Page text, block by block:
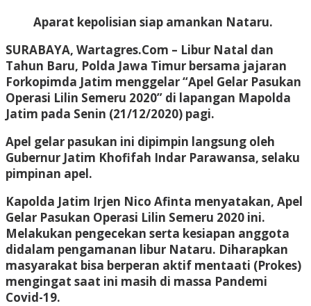
Aparat kepolisian siap amankan Nataru.
SURABAYA, Wartagres.Com – Libur Natal dan
Tahun Baru, Polda Jawa Timur bersama jajaran
Forkopimda Jatim menggelar “Apel Gelar Pasukan
Operasi Lilin Semeru 2020” di lapangan Mapolda
Jatim pada Senin (21/12/2020) pagi.
Apel gelar pasukan ini dipimpin langsung oleh
Gubernur Jatim Khofifah Indar Parawansa, selaku
pimpinan apel.
Kapolda Jatim Irjen Nico Afinta menyatakan, Apel
Gelar Pasukan Operasi Lilin Semeru 2020 ini.
Melakukan pengecekan serta kesiapan anggota
didalam pengamanan libur Nataru. Diharapkan
masyarakat bisa berperan aktif mentaati (Prokes)
mengingat saat ini masih di massa Pandemi
Covid-19.